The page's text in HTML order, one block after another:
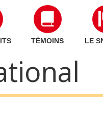
TÉMOINS LE